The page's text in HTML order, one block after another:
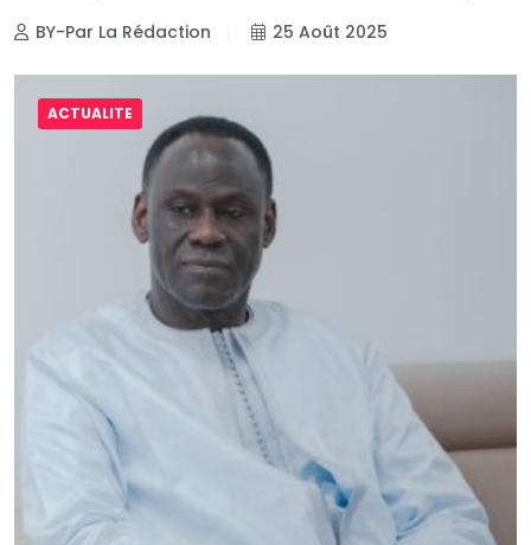
BY-Par La Rédaction 25 Août 2025
ACTUALITE